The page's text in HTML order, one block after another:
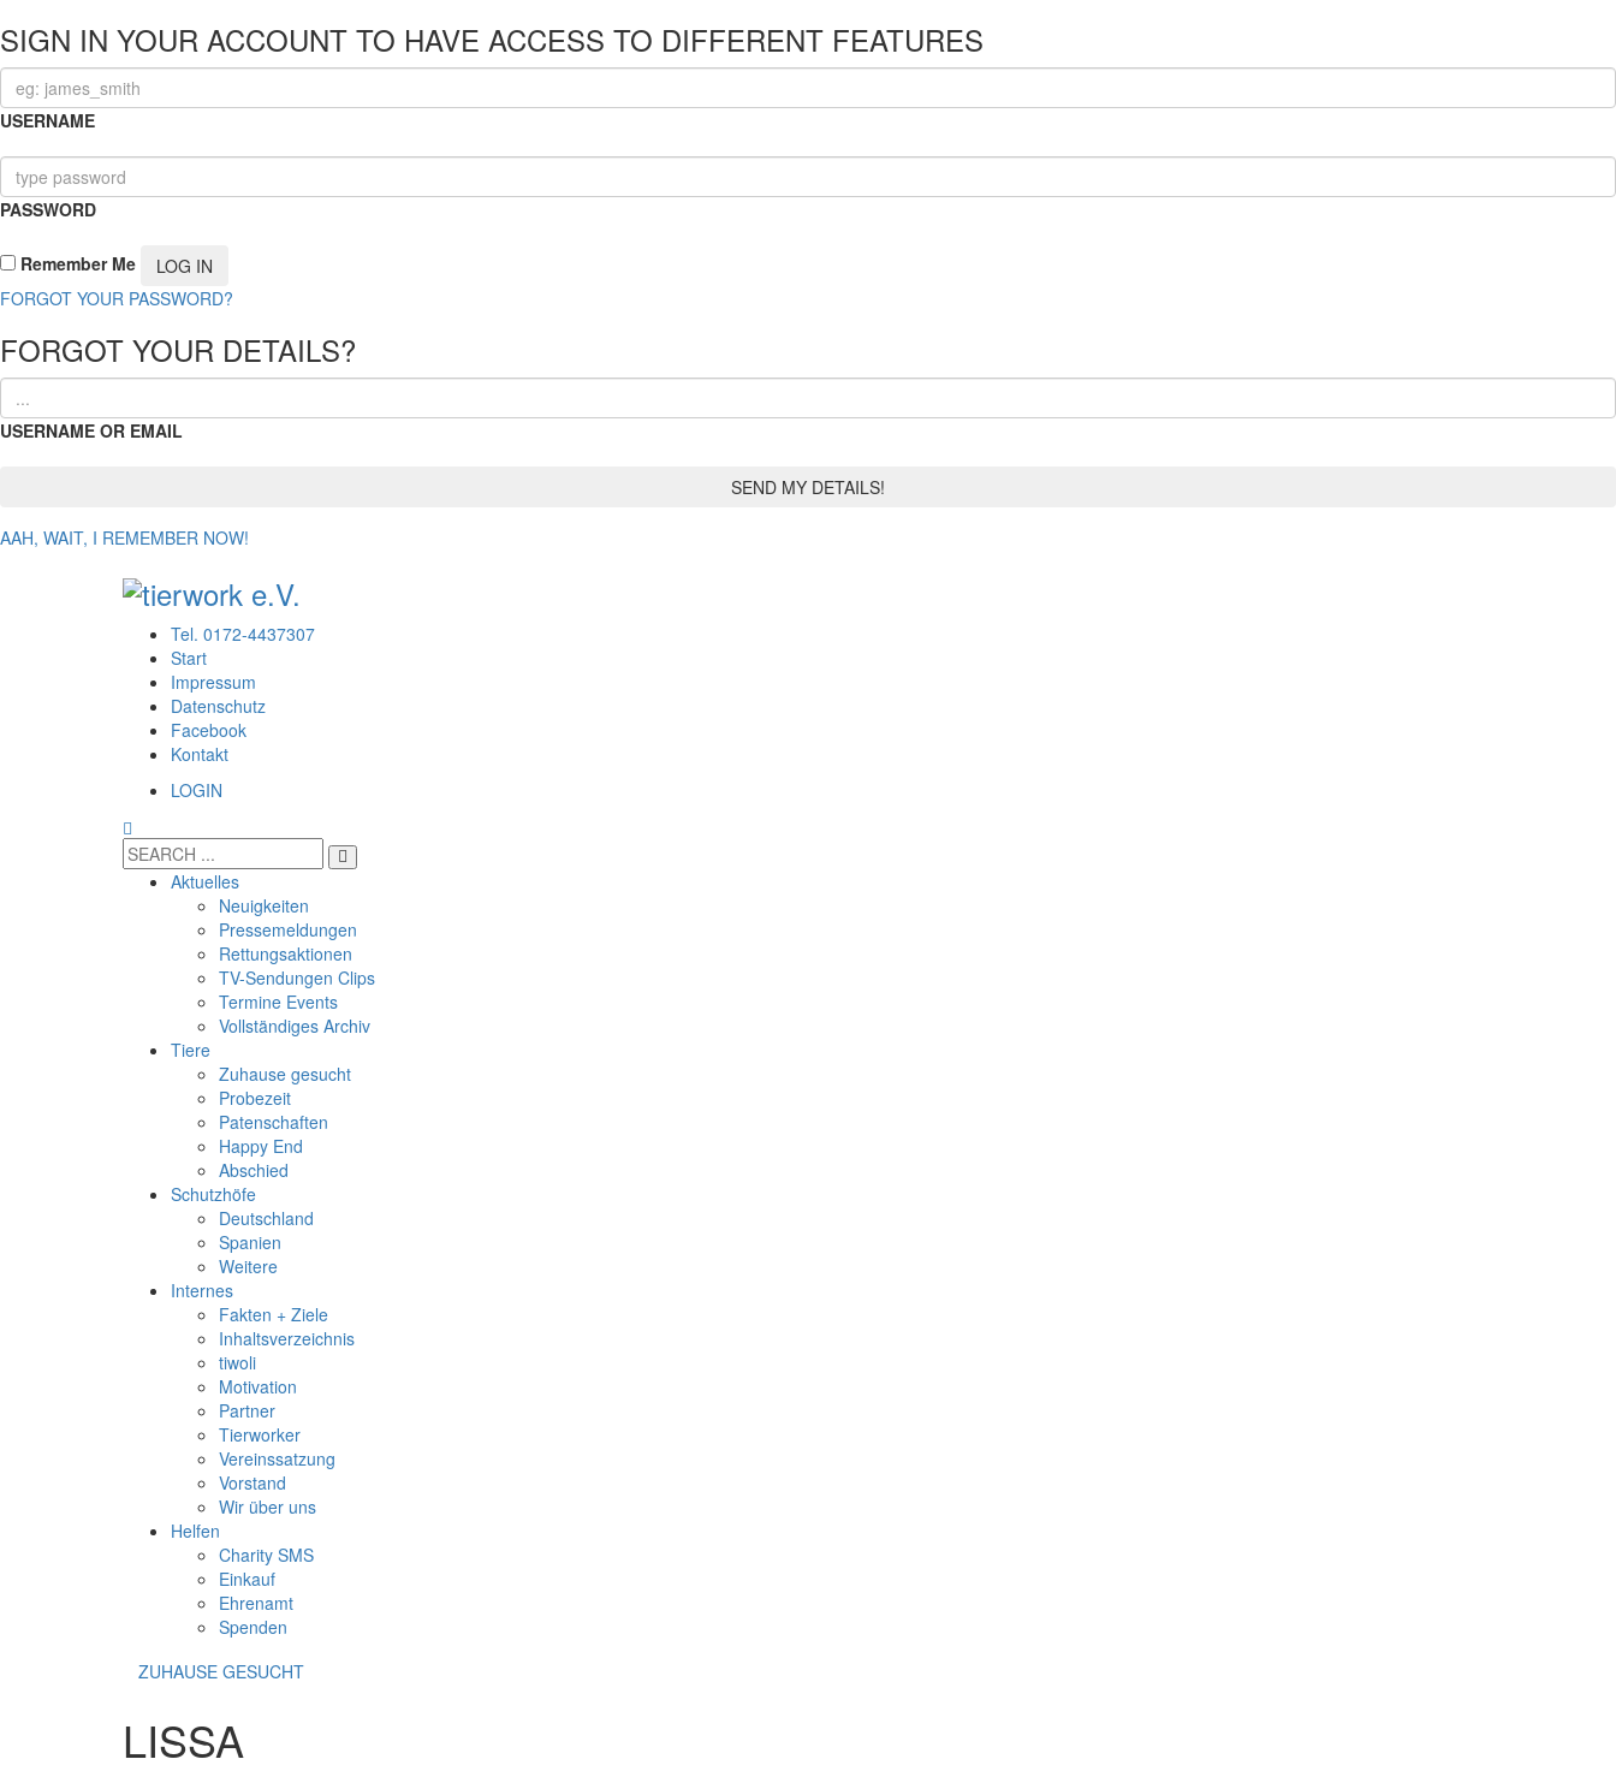
SIGN IN YOUR ACCOUNT TO HAVE ACCESS TO DIFFERENT FEATURES
USERNAME
PASSWORD
Remember Me
FORGOT YOUR PASSWORD?
FORGOT YOUR DETAILS?
USERNAME OR EMAIL
AAH, WAIT, I REMEMBER NOW!
Tel. 0172-4437307
Start
Impressum
Datenschutz
Facebook
Kontakt
LOGIN
Aktuelles
Neuigkeiten
Pressemeldungen
Rettungsaktionen
TV-Sendungen Clips
Termine Events
Vollständiges Archiv
Tiere
Zuhause gesucht
Probezeit
Patenschaften
Happy End
Abschied
Schutzhöfe
Deutschland
Spanien
Weitere
Internes
Fakten + Ziele
Inhaltsverzeichnis
tiwoli
Motivation
Partner
Tierworker
Vereinssatzung
Vorstand
Wir über uns
Helfen
Charity SMS
Einkauf
Ehrenamt
Spenden
ZUHAUSE GESUCHT
LISSA